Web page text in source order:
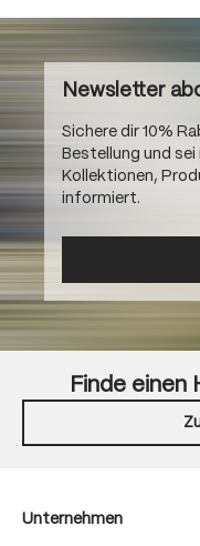
Newsletter
Sichere dir 10%
Bestellung und
Kollektionen,
informiert.
Finde einen
Unternehmen